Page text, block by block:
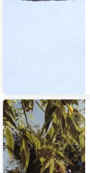
Гостевой
дом
Три
медведя